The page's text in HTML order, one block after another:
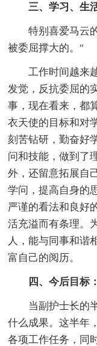
三、学习、生活
特别喜爱马云的
被委屈撑大的。"
工作时间越来越
发觉，反抗委屈的
事，现在看来，都
衣天使的目标和对
刻苦钻研，勤奋好
问和技能，做到了
外，还留意拓展自
学问，提高自身的
严谨的看法和良好
活充溢而有条理。
人，能与同事和谐
富自己的阅历。
四、今后目标：
当副护士长的半
什么成果。这半年
各项工作任务，同